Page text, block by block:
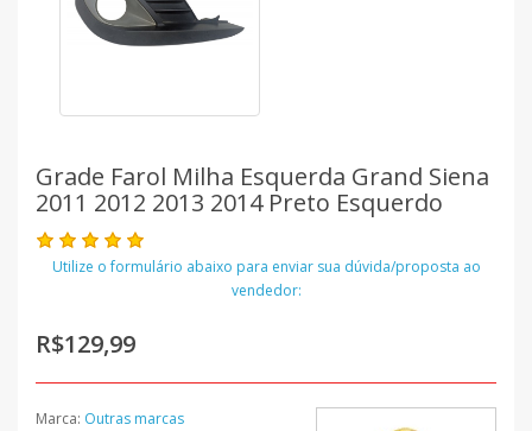
Grade Farol Milha Esquerda Grand Siena
2011 2012 2013 2014 Preto Esquerdo
Utilize o formulário abaixo para enviar sua dúvida/proposta ao
vendedor:
R$129,99
Marca: Outras marcas